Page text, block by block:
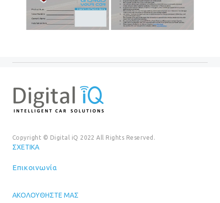
Copyright © Digital iQ 2022 All Rights Reserved.
ΣΧΕΤΙΚΆ
Επικοινωνία
ΑΚΟΛΟΥΘΉΣΤΕ ΜΑΣ